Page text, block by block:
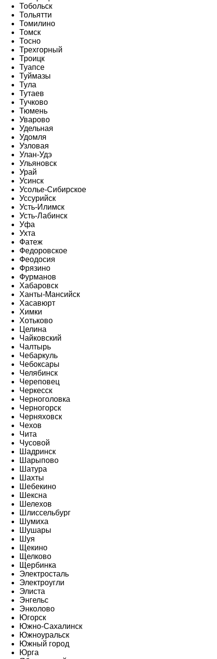
Тобольск
Тольятти
Томилино
Томск
Тосно
Трехгорный
Троицк
Туапсе
Туймазы
Тула
Тутаев
Тучково
Тюмень
Уварово
Удельная
Удомля
Узловая
Улан-Удэ
Ульяновск
Урай
Усинск
Усолье-Сибирское
Уссурийск
Усть-Илимск
Усть-Лабинск
Уфа
Ухта
Фатеж
Федоровское
Феодосия
Фрязино
Фурманов
Хабаровск
Ханты-Мансийск
Хасавюрт
Химки
Хотьково
Целина
Чайковский
Чалтырь
Чебаркуль
Чебоксары
Челябинск
Череповец
Черкесск
Черноголовка
Черногорск
Черняховск
Чехов
Чита
Чусовой
Шадринск
Шарыпово
Шатура
Шахты
Шебекино
Шексна
Шелехов
Шлиссельбург
Шумиха
Шушары
Шуя
Щекино
Щелково
Щербинка
Электросталь
Электроугли
Элиста
Энгельс
Энколово
Югорск
Южно-Сахалинск
Южноуральск
Южный город
Юрга